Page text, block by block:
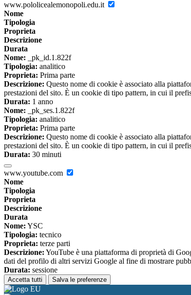
www.pololicealemonopoli.edu.it
Nome
Tipologia
Proprieta
Descrizione
Durata
Nome: _pk_id.1.822f
Tipologia: analitico
Proprieta: Prima parte
Descrizione: Questo nome di cookie è associato alla
prestazioni del sito. È un cookie di tipo pattern, in cui il
Durata: 1 anno
Nome: _pk_ses.1.822f
Tipologia: analitico
Proprieta: Prima parte
Descrizione: Questo nome di cookie è associato alla
prestazioni del sito. È un cookie di tipo pattern, in cui il
Durata: 30 minuti
www.youtube.com
Nome
Tipologia
Proprieta
Descrizione
Durata
Nome: YSC
Tipologia: tecnico
Proprieta: terze parti
Descrizione: YouTube è una piattaforma di proprietà di
dati del profilo di altri servizi Google al fine di mostrare
Durata: sessione
Accetta tutti Salva le preferenze